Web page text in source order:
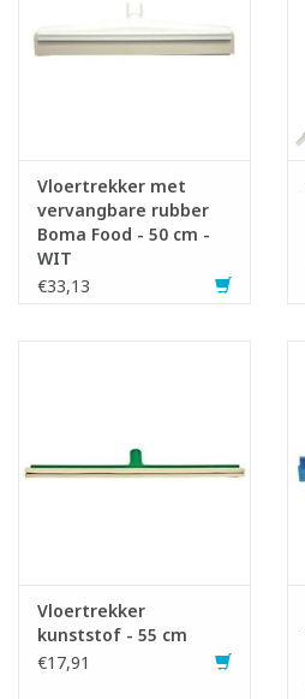
Vloertrekker met
vervangbare rubber
Boma Food - 50 cm -
WIT
€33,13
Vloertrekker
kunststof - 55 cm
€17,91